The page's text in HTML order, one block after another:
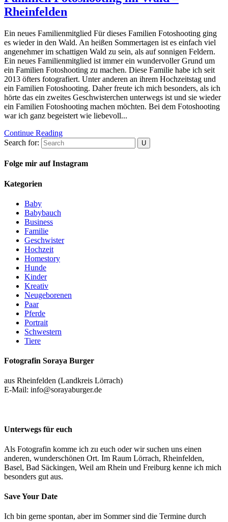
Rheinfelden
Ein neues Familienmitglied Für dieses Familien Fotoshooting ging
es wieder in den Wald. An heißen Sommertagen ist es einfach viel
angenehmer im schattigen Wald zu sein, als auf sonnigen Feldern.
Ein neues Familienmitglied ist immer ein wundervoller Grund um
ein Familien Fotoshooting zu machen. Diese Familie habe ich seit
2013 öfters fotografiert. Unter anderen an ihrem Hochzeitstag und
ein Familien Fotoshooting. Daher freute ich mich besonders, als ich
hörte das ein zweites Geschwisterchen unterwegs ist und sie wieder
ein Familien Fotoshooting machen möchten. Bei dem Fotoshooting
war ich ganz begeistert wie liebevoll...
Continue Reading
Search for:
Folge mir auf Instagram
Kategorien
Baby
Babybauch
Business
Familie
Geschwister
Hochzeit
Homestory
Hunde
Kinder
Kreativ
Neugeborenen
Paar
Pferde
Portrait
Schwestern
Tiere
Fotografin Soraya Burger
aus Rheinfelden (Landkreis Lörrach)
E-Mail: info@sorayaburger.de
Unterwegs für euch
Als Fotografin komme ich zu euch oder wir suchen uns einen
anderen, wunderschönen Ort. Im Raum Lörrach, Rheinfelden,
Basel, Bad Säckingen, Weil am Rhein und Freiburg kenne ich mich
besonders gut aus.
Save Your Date
Ich bin gerne spontan, aber im Sommer sind die Termine durch